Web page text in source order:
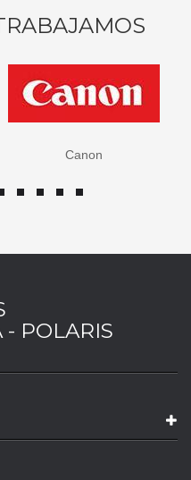
Canon
POLARIS